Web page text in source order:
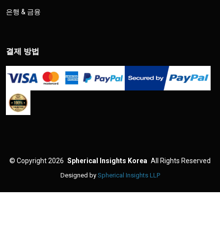
은행 & 금융
결제 방법
© Copyright 2026 Spherical Insights Korea All Rights Reserved
Designed by Spherical Insights LLP